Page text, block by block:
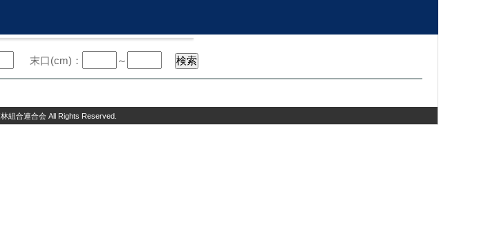
末口(cm)： ～
組合連合会 All Rights Reserved.